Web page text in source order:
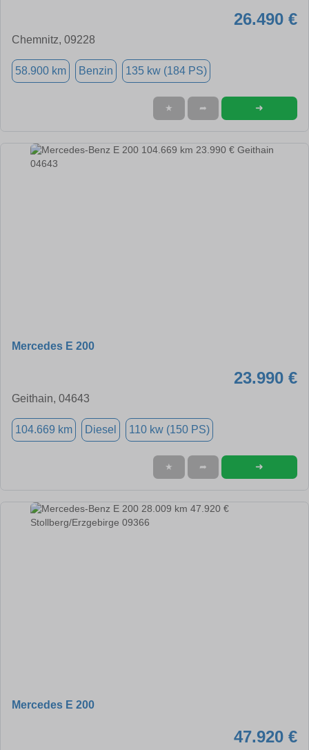
26.490 €
Chemnitz, 09228
58.900 km Benzin 135 kw (184 PS)
★ ➦ ➜
Mercedes E 200
23.990 €
Geithain, 04643
104.669 km Diesel 110 kw (150 PS)
★ ➦ ➜
Mercedes E 200
47.920 €